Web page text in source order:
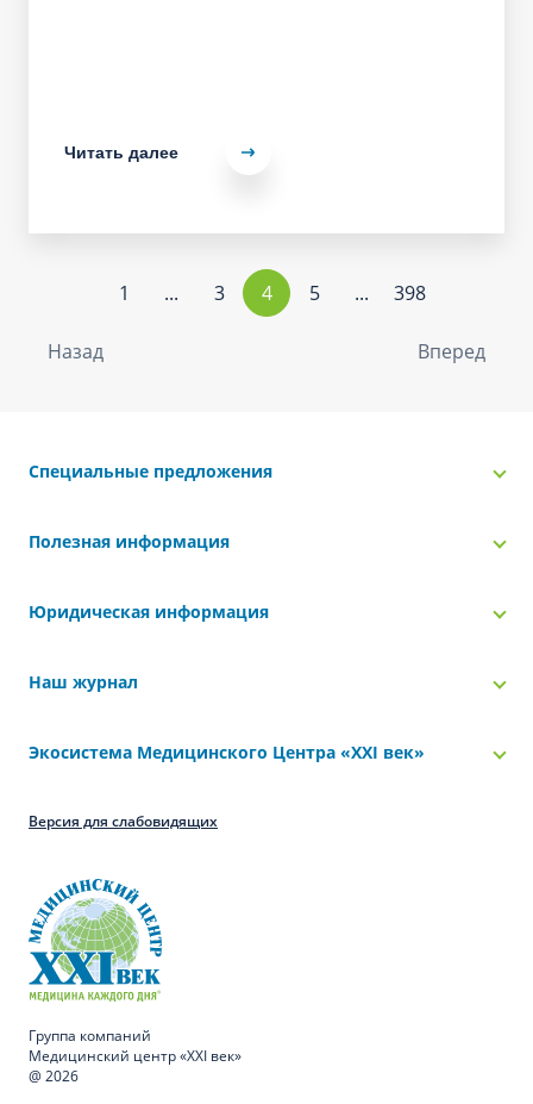
Читать далее
Назад
1 ... 3 4 5 ... 398
Вперед
Специальные предложения
Полезная информация
Юридическая информация
Наш журнал
Экосистема Медицинского Центра «‎XXI век»
Версия для слабовидящих
Группа компаний
Медицинский центр «XXI век»
@ 2026